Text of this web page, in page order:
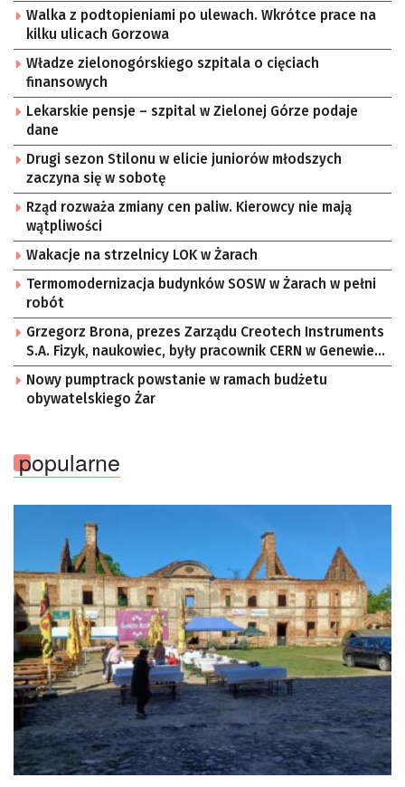
Walka z podtopieniami po ulewach. Wkrótce prace na
kilku ulicach Gorzowa
Władze zielonogórskiego szpitala o cięciach
finansowych
Lekarskie pensje – szpital w Zielonej Górze podaje
dane
Drugi sezon Stilonu w elicie juniorów młodszych
zaczyna się w sobotę
Rząd rozważa zmiany cen paliw. Kierowcy nie mają
wątpliwości
Wakacje na strzelnicy LOK w Żarach
Termomodernizacja budynków SOSW w Żarach w pełni
robót
Grzegorz Brona, prezes Zarządu Creotech Instruments
S.A. Fizyk, naukowiec, były pracownik CERN w Genewie,
przedsiębiorca i nauczyciel akademicki, doktor
habilitowany nauk fizycznych, koordynator Rady
Sektorowej ds. Kompetencji Przemysłu Lotniczo-
Nowy pumptrack powstanie w ramach budżetu
obywatelskiego Żar
popularne